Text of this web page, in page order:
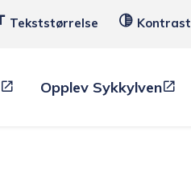
Tekststørrelse Kontrast
Opplev Sykkylven